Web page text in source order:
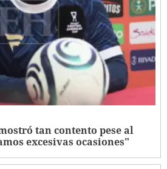
tan contento pese al
excesivas ocasiones"